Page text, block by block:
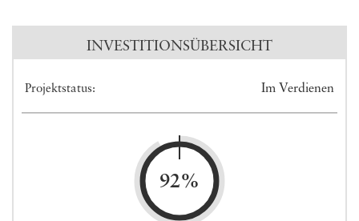
INVESTITIONSÜBERSICHT
Projektstatus: Im Verdienen
92%